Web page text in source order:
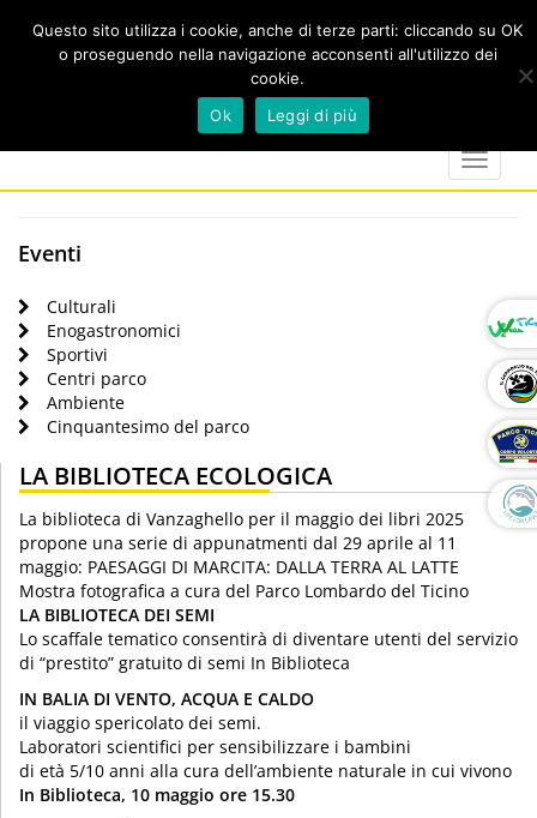
marker
calendar
Toggle
Eventi
Culturali
Enogastronomici
Sportivi
Centri parco
Ambiente
Cinquantesimo del parco
LA BIBLIOTECA ECOLOGICA
La biblioteca di Vanzaghello per il maggio dei libri 2025
propone una serie di appunatmenti dal 29 aprile al 11
maggio: PAESAGGI DI MARCITA: DALLA TERRA AL LATTE
Mostra fotografica a cura del Parco Lombardo del Ticino
LA BIBLIOTECA DEI SEMI
Lo scaffale tematico consentirà di diventare utenti del servizio
di “prestito” gratuito di semi In Biblioteca
IN BALIA DI VENTO, ACQUA E CALDO
il viaggio spericolato dei semi.
Laboratori scientifici per sensibilizzare i bambini
di età 5/10 anni alla cura dell’ambiente naturale in cui vivono
In Biblioteca, 10 maggio ore 15.30
Questo sito utilizza i cookie, anche di terze parti: cliccando su OK
o proseguendo nella navigazione acconsenti all'utilizzo dei
cookie.
Ok
Leggi di più